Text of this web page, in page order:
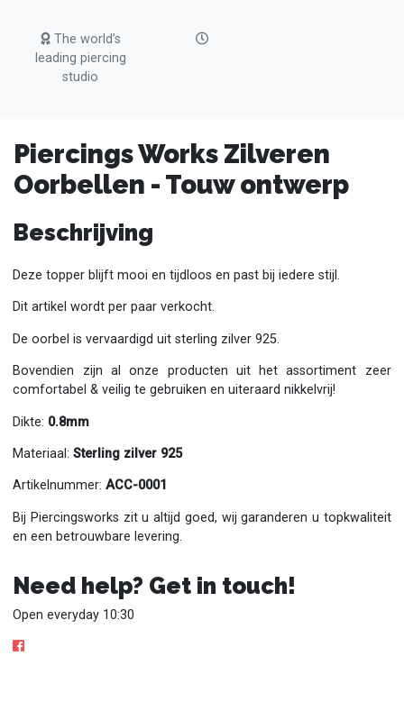
The world’s
leading piercing
studio
Piercings Works Zilveren
Oorbellen - Touw ontwerp
Beschrijving
Deze topper blijft mooi en tijdloos en past bij iedere stijl.
Dit artikel wordt per paar verkocht.
De oorbel is vervaardigd uit sterling zilver 925.
Bovendien zijn al onze producten uit het assortiment zeer
comfortabel & veilig te gebruiken en uiteraard nikkelvrij!
Dikte: 0.8mm
Materiaal:Sterling zilver 925
Artikelnummer: ACC-0001
Bij Piercingsworks zit u altijd goed, wij garanderen u topkwaliteit
en een betrouwbare levering.
Need help? Get in touch!
Open everyday 10:30